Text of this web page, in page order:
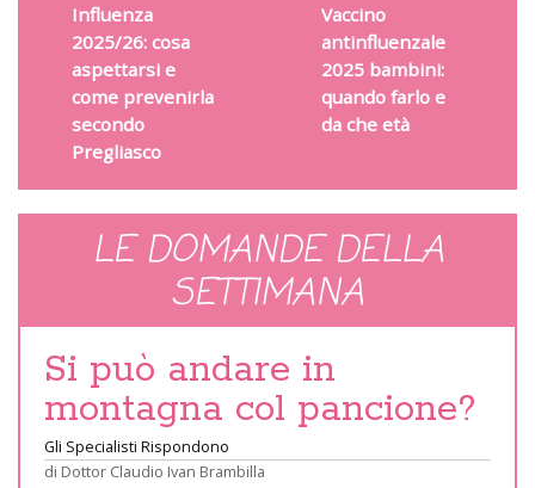
Influenza
2025/26: cosa
aspettarsi e
come prevenirla
secondo
Pregliasco
Vaccino
antinfluenzale
2025 bambini:
quando farlo e
da che età
LE DOMANDE DELLA
SETTIMANA
Si può andare in
montagna col pancione?
Gli Specialisti Rispondono
di Dottor Claudio Ivan Brambilla